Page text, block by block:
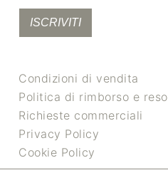
ISCRIVITI
Condizioni di vendita
Politica di rimborso e reso
Richieste commerciali
Privacy Policy
Cookie Policy